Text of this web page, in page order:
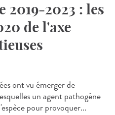
2019-2023 : les
de l'axe
ont vu émerger de
un agent pathogène
pour provoquer...